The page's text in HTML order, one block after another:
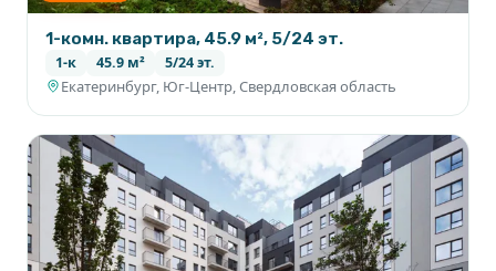
1-комн. квартира, 45.9 м², 5/24 эт.
1-к 45.9 м² 5/24 эт.
Екатеринбург, Юг-Центр, Свердловская область